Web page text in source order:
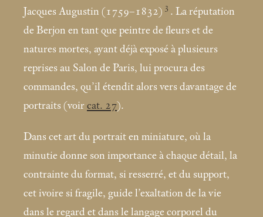
Jacques Augustin (1759–1832) 3 . La réputation
de Berjon en tant que peintre de fleurs et de
natures mortes, ayant déjà exposé à plusieurs
reprises au Salon de Paris, lui procura des
commandes, qu’il étendit alors vers davantage de
portraits (voir cat. 27).
Dans cet art du portrait en miniature, où la
minutie donne son importance à chaque détail, la
contrainte du format, si resserré, et du support,
cet ivoire si fragile, guide l’exaltation de la vie
dans le regard et dans le langage corporel du